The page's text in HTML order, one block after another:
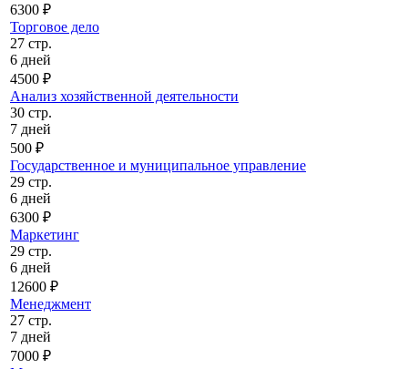
6300 ₽
Торговое дело
27 стр.
6 дней
4500 ₽
Анализ хозяйственной деятельности
30 стр.
7 дней
500 ₽
Государственное и муниципальное управление
29 стр.
6 дней
6300 ₽
Маркетинг
29 стр.
6 дней
12600 ₽
Менеджмент
27 стр.
7 дней
7000 ₽